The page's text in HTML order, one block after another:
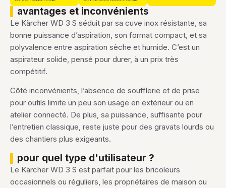
avantages et inconvénients
Le Kärcher WD 3 S séduit par sa cuve inox résistante, sa
bonne puissance d’aspiration, son format compact, et sa
polyvalence entre aspiration sèche et humide. C’est un
aspirateur solide, pensé pour durer, à un prix très
compétitif.
Côté inconvénients, l’absence de soufflerie et de prise
pour outils limite un peu son usage en extérieur ou en
atelier connecté. De plus, sa puissance, suffisante pour
l’entretien classique, reste juste pour des gravats lourds ou
des chantiers plus exigeants.
pour quel type d'utilisateur ?
Le Kärcher WD 3 S est parfait pour les bricoleurs
occasionnels ou réguliers, les propriétaires de maison ou